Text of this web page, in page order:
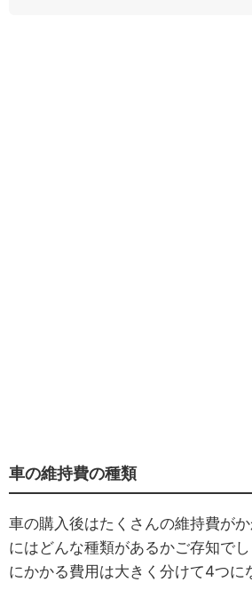
車の維持費の種類
車の購入後はたくさんの維持費が
にはどんな種類があるかご存知で
にかかる費用は大きく分けて4つに